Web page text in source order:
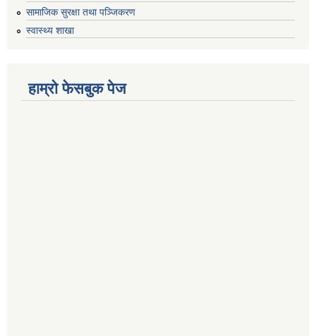
सामाजिक सुरक्षा तथा पञ्जिकरण
स्वास्थ्य शाखा
हाम्रो फेसबुक पेज